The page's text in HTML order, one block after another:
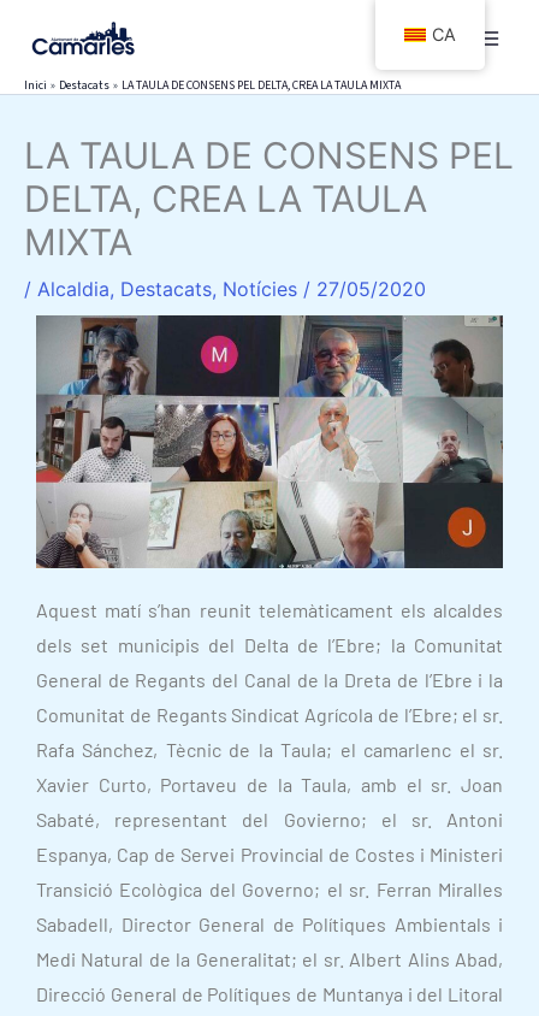
contingut
Inici Destacats LA TAULA DE CONSENS PEL DELTA, CREA LA TAULA MIXTA
LA TAULA DE CONSENS PEL
DELTA, CREA LA TAULA
MIXTA
/ Alcaldia, Destacats, Notícies / 27/05/2020
Aquest matí s’han reunit telemàticament els alcaldes
dels set municipis del Delta de l’Ebre; la Comunitat
General de Regants del Canal de la Dreta de l’Ebre i la
Comunitat de Regants Sindicat Agrícola de l’Ebre; el sr.
Rafa Sánchez, Tècnic de la Taula; el camarlenc el sr.
Xavier Curto, Portaveu de la Taula, amb el sr. Joan
Sabaté, representant del Govierno; el sr. Antoni
Espanya, Cap de Servei Provincial de Costes i Ministeri
Transició Ecològica del Governo; el sr. Ferran Miralles
Sabadell, Director General de Polítiques Ambientals i
Medi Natural de la Generalitat; el sr. Albert Alins Abad,
Direcció General de Polítiques de Muntanya i del Litoral
CA